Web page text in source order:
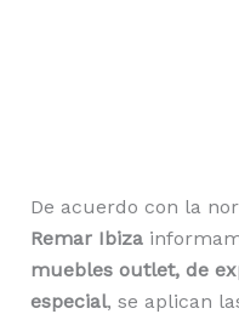
De acuerdo con la
Remar Ibiza
muebles outlet, de
especial, se aplican